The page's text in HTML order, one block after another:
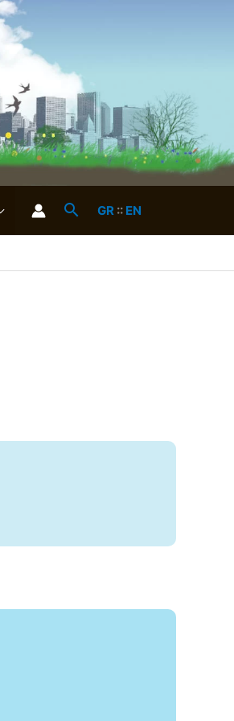
GR :: EN